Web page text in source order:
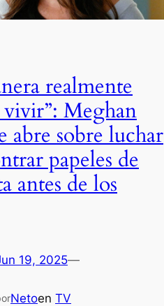
realmente
Meghan
abre sobre luchar
papeles de
antes de los
19, 2025—
Netoen TV